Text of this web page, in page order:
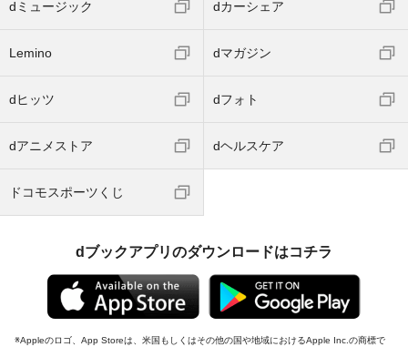
dミュージック dカーシェア
Lemino dマガジン
dヒッツ dフォト
dアニメストア dヘルスケア
ドコモスポーツくじ
dブックアプリのダウンロードはコチラ
Appleのロゴ、App Storeは、米国もしくはその他の国や地域におけるApple Inc.の商標で